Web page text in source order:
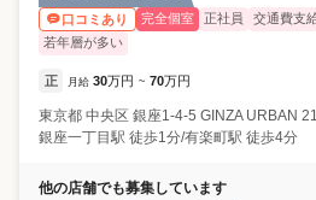
口コミあり
完全個室 正社員 交通費支
若年層が多い
正 月給 30万円 ~ 70万円
東京都 中央区 銀座1-4-5 GINZA URBAN
銀座一丁目駅 徒歩1分/有楽町駅 徒歩4分
他の店舗でも募集しています